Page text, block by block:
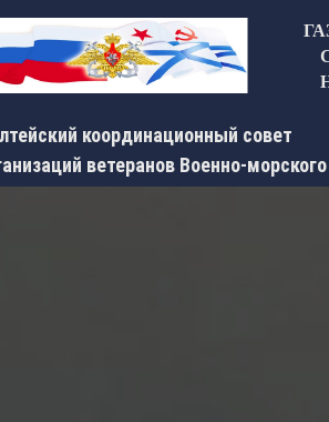
координационный совет
ветеранов Военно-